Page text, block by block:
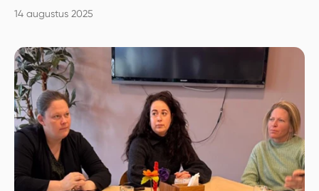
14 augustus 2025